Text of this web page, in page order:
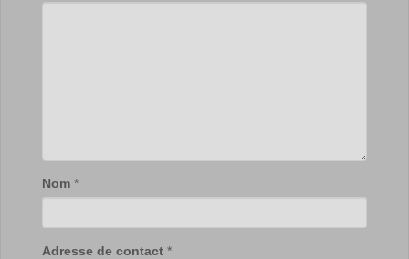
Nom *
Adresse de contact *